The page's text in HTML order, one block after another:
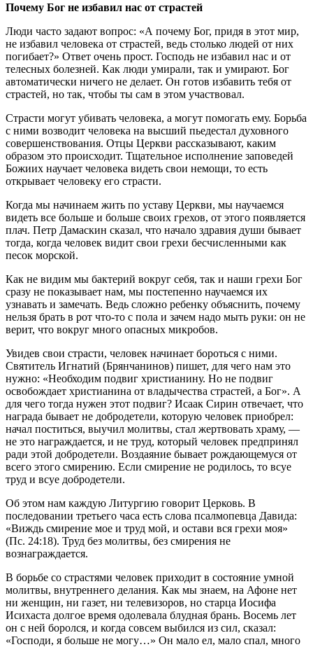
Почему Бог не избавил нас от страстей
Люди часто задают вопрос: «А почему Бог, придя в этот мир,
не избавил человека от страстей, ведь столько людей от них
погибает?» Ответ очень прост. Господь не избавил нас и от
телесных болезней. Как люди умирали, так и умирают. Бог
автоматически ничего не делает. Он готов избавить тебя от
страстей, но так, чтобы ты сам в этом участвовал.
Страсти могут убивать человека, а могут помогать ему. Борьба
с ними возводит человека на высший пьедестал духовного
совершенствования. Отцы Церкви рассказывают, каким
образом это происходит. Тщательное исполнение заповедей
Божиих научает человека видеть свои немощи, то есть
открывает человеку его страсти.
Когда мы начинаем жить по уставу Церкви, мы научаемся
видеть все больше и больше своих грехов, от этого появляется
плач. Петр Дамаскин сказал, что начало здравия души бывает
тогда, когда человек видит свои грехи бесчисленными как
песок морской.
Как не видим мы бактерий вокруг себя, так и наши грехи Бог
сразу не показывает нам, мы постепенно научаемся их
узнавать и замечать. Ведь сложно ребенку объяснить, почему
нельзя брать в рот что-то с пола и зачем надо мыть руки: он не
верит, что вокруг много опасных микробов.
Увидев свои страсти, человек начинает бороться с ними.
Святитель Игнатий (Брянчанинов) пишет, для чего нам это
нужно: «Необходим подвиг христианину. Но не подвиг
освобождает христианина от владычества страстей, а Бог». А
для чего тогда нужен этот подвиг? Исаак Сирин отвечает, что
награда бывает не добродетели, которую человек приобрел:
начал поститься, выучил молитвы, стал жертвовать храму, —
не это награждается, и не труд, который человек предпринял
ради этой добродетели. Воздаяние бывает рождающемуся от
всего этого смирению. Если смирение не родилось, то всуе
труд и всуе добродетели.
Об этом нам каждую Литургию говорит Церковь. В
последовании третьего часа есть слова псалмопевца Давида:
«Виждь смирение мое и труд мой, и остави вся грехи моя»
(Пс. 24:18). Труд без молитвы, без смирения не
вознаграждается.
В борьбе со страстями человек приходит в состояние умной
молитвы, внутреннего делания. Как мы знаем, на Афоне нет
ни женщин, ни газет, ни телевизоров, но старца Иосифа
Исихаста долгое время одолевала блудная брань. Восемь лет
он с ней боролся, и когда совсем выбился из сил, сказал:
«Господи, я больше не могу…» Он мало ел, мало спал, много